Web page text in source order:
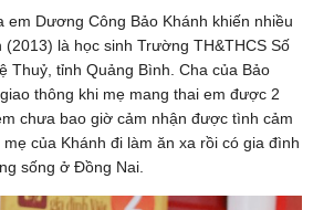
em Dương Công Bảo Khánh khiến nhiều
là học sinh Trường TH&THCS Số
Thuỷ, tỉnh Quảng Bình. Cha của Bảo
thông khi mẹ mang thai em được 2
chưa bao giờ cảm nhận được tình cảm
của Khánh đi làm ăn xa rồi có gia đình
sống ở Đồng Nai.